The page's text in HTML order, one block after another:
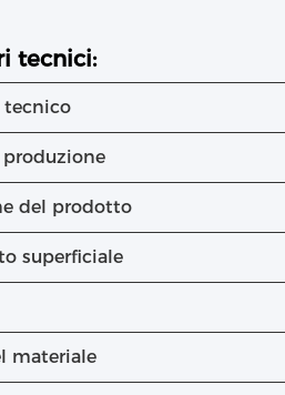
tecnici:
tecnico
del prodotto
superficiale
materiale